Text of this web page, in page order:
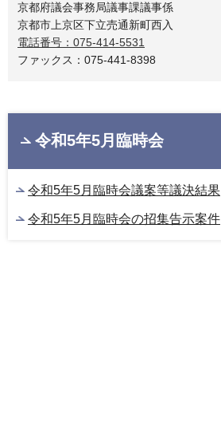
京都府議会事務局議事課議事係
京都市上京区下立売通新町西入
電話番号：075-414-5531
ファックス：075-441-8398
令和5年5月臨時会
令和5年5月臨時会議案等議決結果
令和5年5月臨時会の招集告示案件